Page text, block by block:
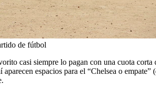
de fútbol
casi siempre lo pagan con una cuota
espacios para el “Chelsea o